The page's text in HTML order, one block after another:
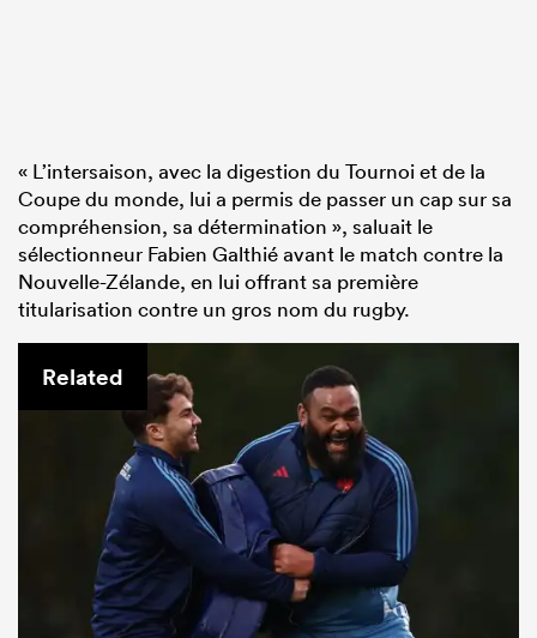
« L’intersaison, avec la digestion du Tournoi et de la
Coupe du monde, lui a permis de passer un cap sur sa
compréhension, sa détermination », saluait le
sélectionneur Fabien Galthié avant le match contre la
Nouvelle-Zélande, en lui offrant sa première
titularisation contre un gros nom du rugby.
Related